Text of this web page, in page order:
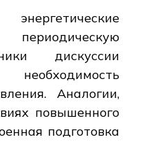
дискуссии
Аналогии,
повышенного
подготовка